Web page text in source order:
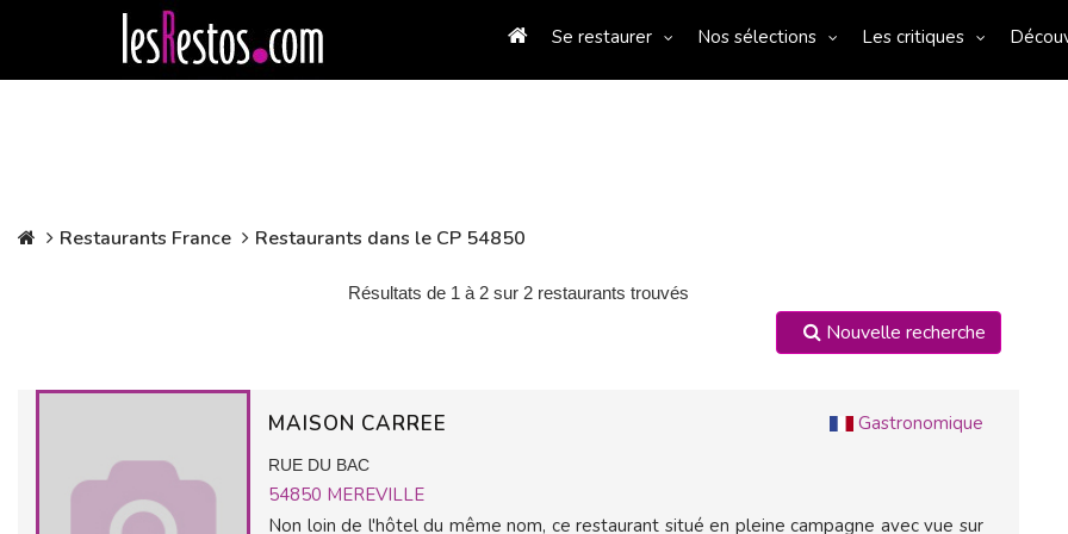
Se restaurer Nos sélections Les critiques
Restaurants France Restaurants dans le CP 54850
Résultats de 1 à 2 sur 2 restaurants trouvés
Nouvelle recherche
Gastronomique
MAISON CARREE
RUE DU BAC
54850 MEREVILLE
Non loin de l'hôtel du même nom, ce restaurant situé en pleine campagne avec vue sur